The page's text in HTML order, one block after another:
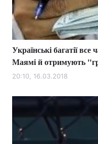
Українські багатії
Маямі й отримують
20:10, 16.03.2018